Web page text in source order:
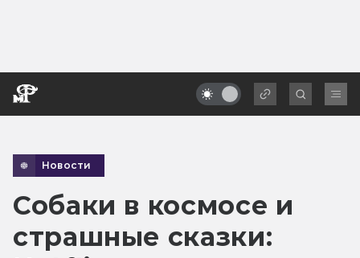
Новости
Собаки в космосе и
страшные сказки: